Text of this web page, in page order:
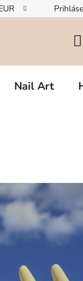
v zložení gélov –
Nail Art